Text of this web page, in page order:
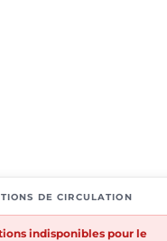
DE CIRCULATION
indisponibles pour le